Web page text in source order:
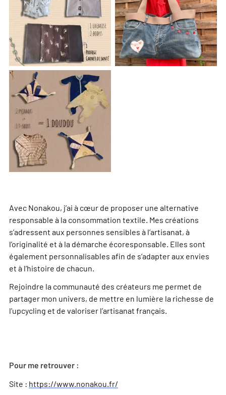
Avec Nonakou, j’ai à cœur de proposer une alternative
responsable à la consommation textile. Mes créations
s’adressent aux personnes sensibles à l’artisanat, à
l’originalité et à la démarche écoresponsable. Elles sont
également personnalisables afin de s’adapter aux envies
et à l’histoire de chacun.
Rejoindre la communauté des créateurs me permet de
partager mon univers, de mettre en lumière la richesse de
l’upcycling et de valoriser l’artisanat français.
Pour me retrouver :
Site : https://www.nonakou.fr/